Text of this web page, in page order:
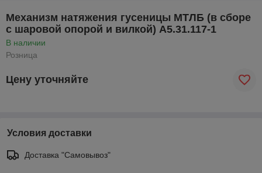
Механизм натяжения гусеницы МТЛБ (в сборе
с шаровой опорой и вилкой) А5.31.117-1
В наличии
Розница
Цену уточняйте
Условия доставки
Доставка "Самовывоз"